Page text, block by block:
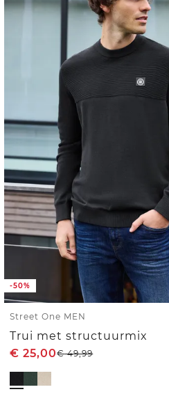
-50%
Street One MEN
Trui met structuurmix
€ 25,00€49,99